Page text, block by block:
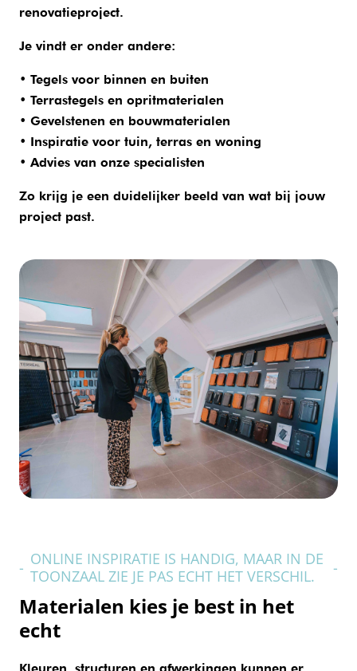
renovatieproject.
Je vindt er onder andere:
• Tegels voor binnen en buiten
• Terrastegels en opritmaterialen
• Gevelstenen en bouwmaterialen
• Inspiratie voor tuin, terras en woning
• Advies van onze specialisten
Zo krijg je een duidelijker beeld van wat bij jouw
project past.
- ONLINE INSPIRATIE IS HANDIG, MAAR IN DE
TOONZAAL ZIE JE PAS ECHT HET VERSCHIL.
-
Materialen kies je best in het
echt